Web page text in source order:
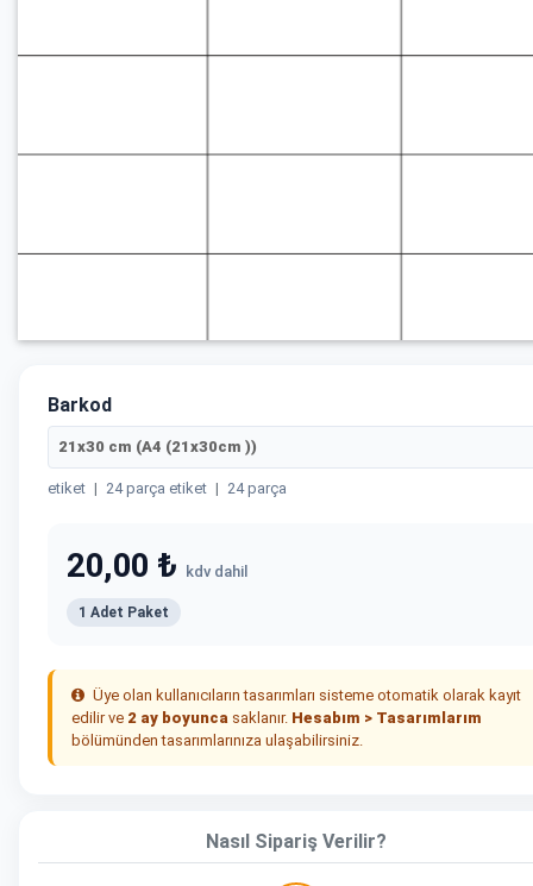
Barkod
21x30 cm (A4 (21x30cm ))
etiket | 24 parça etiket | 24 parça
20,00 ₺ kdv dahil
1 Adet Paket
Üye olan kullanıcıların tasarımları sisteme otomatik olarak kayıt
edilir ve 2 ay boyunca saklanır. Hesabım > Tasarımlarım
bölümünden tasarımlarınıza ulaşabilirsiniz.
Nasıl Sipariş Verilir?